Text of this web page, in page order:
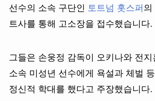
선수의 소속 구단인 토트넘 홋스퍼 의
트사를 통해 고소장을 접수했습니다.
그들은 손웅정 감독이 오키나와 전
소속 미성년 선수에게 욕설과 체벌
정신적 학대를 했다고 주장했습니다.